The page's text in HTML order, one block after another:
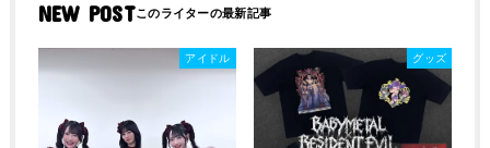
NEW POST
アイドル グッズ